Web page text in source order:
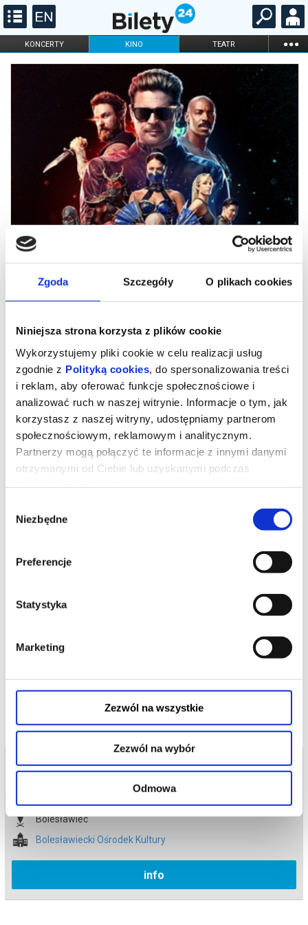
Zgoda Szczegóły O plikach cookies
Niniejsza strona korzysta z plików cookie
Wykorzystujemy pliki cookie w celu realizacji usług
zgodnie z Polityką cookies , do spersonalizowania treści
i reklam, aby oferować funkcje społecznościowe i
analizować ruch w naszej witrynie. Informacje o tym, jak
korzystasz z naszej witryny, udostępniamy partnerom
społecznościowym, reklamowym i analitycznym.
Partnerzy mogą połączyć te informacje z innymi danymi
otrzymanymi od Ciebie lub uzyskanymi podczas
zgody
Niezbędne
Preferencje
Statystyka
Marketing
Zezwól na wszystkie
Zezwól na wybór
Odmowa
KONCERTY KINO TEATR ...
FILHARMONIA OPERA I BALET
ONLINE
Mortal Kombat II_dubbing
Najnowsza filmowa odsłona kasowej serii gier wideo w całej swej
brutalnej chwale - Mortal Kombat II. Tym razem ulubieńcy widzów,
ostatecznych, pozbawionych hamulców krwawych zmaganiach,
żeby obalić mroczne rządy Shao Kahna, zagrażające istnieniu
Ziemi i jej obrońców.
Bezpieczne zakupy w Bilety24. W przypadku odwołania
podczas zakupu.
Bilety na termin:
Bolesławiec
Bolesławiecki Ośrodek Kultury
info